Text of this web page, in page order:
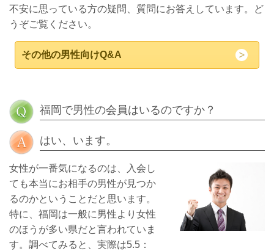
不安に思っている方の疑問、質問にお答えしています。ど
うぞご覧ください。
その他の男性向けQ&A
福岡で男性の会員はいるのですか？
はい、います。
女性が一番気になるのは、入会し
ても本当にお相手の男性が見つか
るのかということだと思います。
特に、福岡は一般に男性より女性
のほうが多い県だと言われていま
す。調べてみると、実際は5.5：